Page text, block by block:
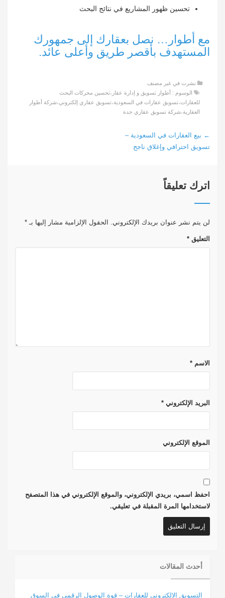
تحسين ظهور المشاريع في نتائج البحث
مع أطوار… نصل بعقارك إلى جمهورك
المستهدف بأقصر طريق وأعلى عائد.
نشرت في غير مصنف
الوسوم :
أطوار تسويق و إدارة عقار ،تحسين محركات البحث
للعقارات،تسويق عقارات في السعودية،تسويق عقاري إلكتروني،شركة أطوار
العقارية،شركة تسويق عقاري جدة
تصفح
...
← بيع العقارات في السعودية –
تسويق احترافي وإغلاق ناجح
اترك تعليقاً
لن يتم نشر عنوان بريدك الإلكتروني. الحقول الإلزامية مشار إليها بـ *
التعليق *
الاسم *
البريد الإلكتروني *
الموقع الإلكتروني
احفظ اسمي، بريدي الإلكتروني، والموقع الإلكتروني في هذا المتصفح
لاستخدامها المرة المقبلة في تعليقي.
أحدث المقالات
التسويق الإلكتروني للعقارات – قوة الوصول الرقمي في السوق